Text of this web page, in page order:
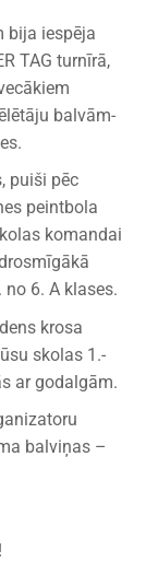
bija iespēja
TAG turnīrā,
balvām-
puiši pēc
peintbola
komandai
6. A klases.
krosa
skolas 1.-
ar godalgām.
balviņas –